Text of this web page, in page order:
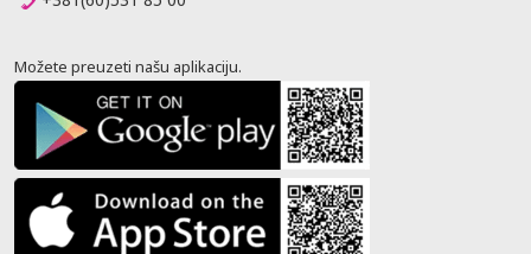
Možete preuzeti našu aplikaciju.